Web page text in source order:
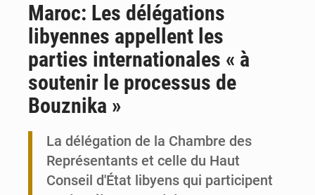
Travail domestique non rémunéré : à Saly, l’Afrique veut en mesurer la valeur
Maroc: Les délégations
libyennes appellent les
parties internationales « à
soutenir le processus de
Bouznika »
La délégation de la Chambre des
Représentants et celle du Haut
Conseil d'État libyens qui participent